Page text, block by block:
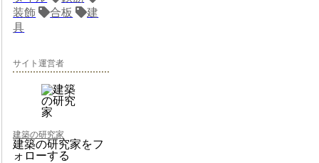
装飾
合板
建
具
サイト運営者
建築の研究家
建築の研究家をフ
ォローする